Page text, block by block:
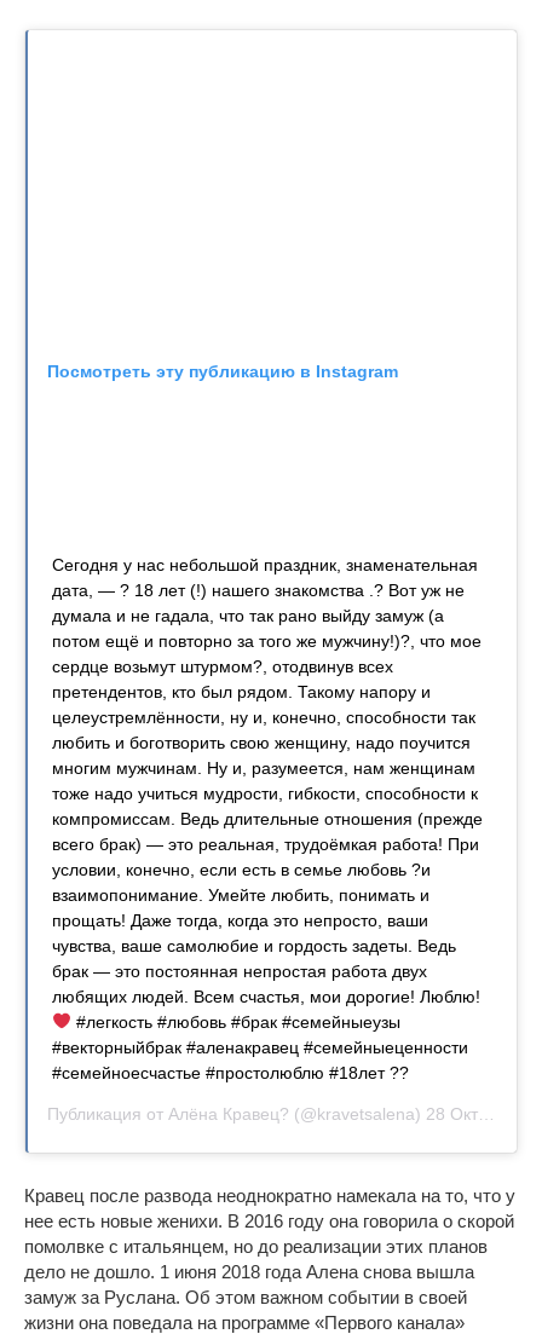
Посмотреть эту публикацию в Instagram
Сегодня у нас небольшой праздник, знаменательная
дата, — ? 18 лет (!) нашего знакомства .? Вот уж не
думала и не гадала, что так рано выйду замуж (а
потом ещё и повторно за того же мужчину!)?, что мое
сердце возьмут штурмом?, отодвинув всех
претендентов, кто был рядом. Такому напору и
целеустремлённости, ну и, конечно, способности так
любить и боготворить свою женщину, надо поучится
многим мужчинам. Ну и, разумеется, нам женщинам
тоже надо учиться мудрости, гибкости, способности к
компромиссам. Ведь длительные отношения (прежде
всего брак) — это реальная, трудоёмкая работа! При
условии, конечно, если есть в семье любовь ?и
взаимопонимание. Умейте любить, понимать и
прощать! Даже тогда, когда это непросто, ваши
чувства, ваше самолюбие и гордость задеты. Ведь
брак — это постоянная непростая работа двух
любящих людей. Всем счастья, мои дорогие! Люблю!
#легкость #любовь #брак #семейныеузы
#векторныйбрак #аленакравец #семейныеценности
#семейноесчастье #простолюблю #18лет ??
Публикация от Алёна Кравец? (@kravetsalena) 28 Окт 2018 в 7:37 PDT
Кравец после развода неоднократно намекала на то, что у
нее есть новые женихи. В 2016 году она говорила о скорой
помолвке с итальянцем, но до реализации этих планов
дело не дошло. 1 июня 2018 года Алена снова вышла
замуж за Руслана. Об этом важном событии в своей
жизни она поведала на программе «Первого канала»